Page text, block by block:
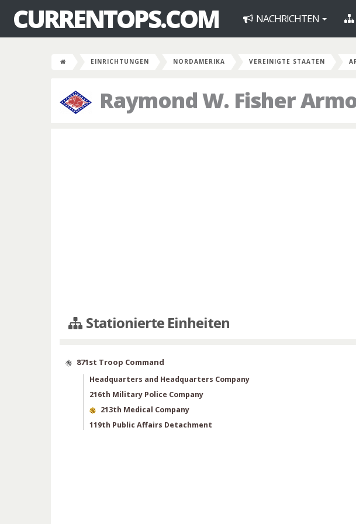
CURRENTOPS.COM NACHRICHTEN
EINRICHTUNGEN NORDAMERIKA VEREINIGTE STAATEN
Raymond W. Fisher
Stationierte Einheiten
871st Troop Command
Headquarters and Headquarters Company
216th Military Police Company
213th Medical Company
119th Public Affairs Detachment